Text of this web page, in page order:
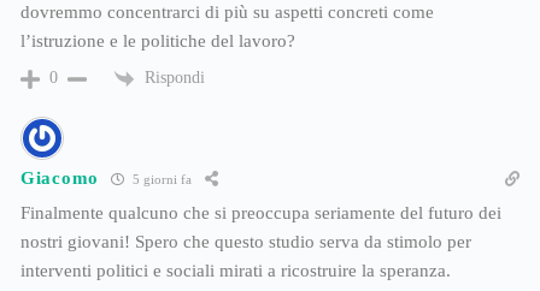
dovremmo concentrarci di più su aspetti concreti come
l’istruzione e le politiche del lavoro?
0 Rispondi
Giacomo 5 giorni fa
Finalmente qualcuno che si preoccupa seriamente del futuro dei
nostri giovani! Spero che questo studio serva da stimolo per
interventi politici e sociali mirati a ricostruire la speranza.